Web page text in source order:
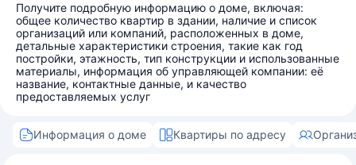
Получите подробную информацию о доме, включая:
общее количество квартир в здании, наличие и список
организаций или компаний, расположенных в доме,
детальные характеристики строения, такие как год
постройки, этажность, тип конструкции и использованные
материалы, информация об управляющей компании: её
название, контактные данные, и качество
предоставляемых услуг
Информация о доме Квартиры по адресу